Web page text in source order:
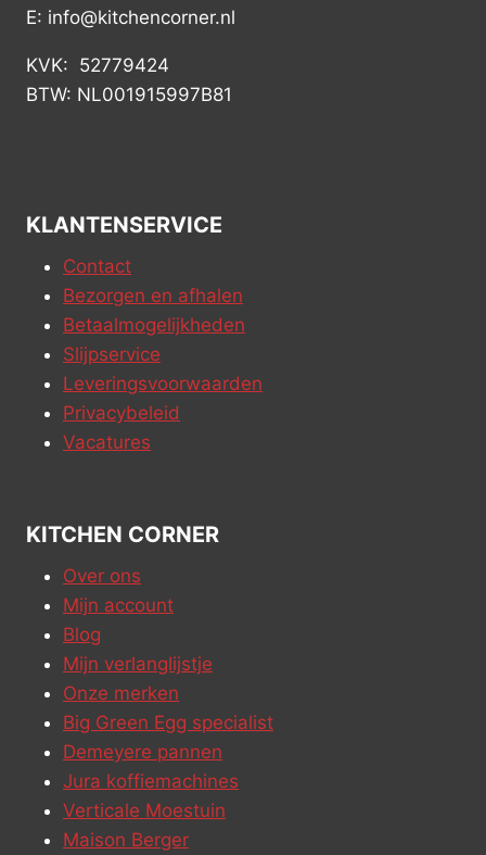
E: info@kitchencorner.nl
KVK: 52779424
BTW: NL001915997B81
KLANTENSERVICE
Contact
Bezorgen en afhalen
Betaalmogelijkheden
Slijpservice
Leveringsvoorwaarden
Privacybeleid
Vacatures
KITCHEN CORNER
Over ons
Mijn account
Blog
Mijn verlanglijstje
Onze merken
Big Green Egg specialist
Demeyere pannen
Jura koffiemachines
Verticale Moestuin
Maison Berger